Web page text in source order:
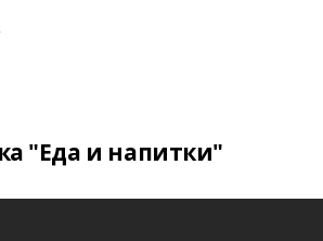
"Еда и напитки"